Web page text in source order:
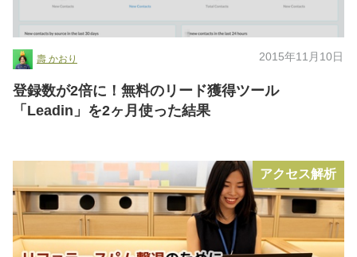
壽 かおり 2015年11月10日
登録数が2倍に！無料のリード獲得ツール
「Leadin」を2ヶ月使った結果
アクセス解析